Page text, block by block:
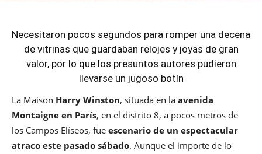
Necesitaron pocos segundos para romper una decena
de vitrinas que guardaban relojes y joyas de gran
valor, por lo que los presuntos autores pudieron
llevarse un jugoso botín
La Maison Harry Winston, situada en la avenida
Montaigne en París, en el distrito 8, a pocos metros de
los Campos Elíseos, fue escenario de un espectacular
atraco este pasado sábado. Aunque el importe de lo